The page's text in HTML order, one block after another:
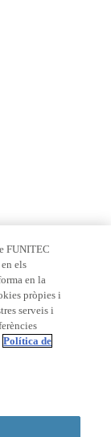
legal
FUNITEC
els
en la
pròpies i
serveis i
Política de